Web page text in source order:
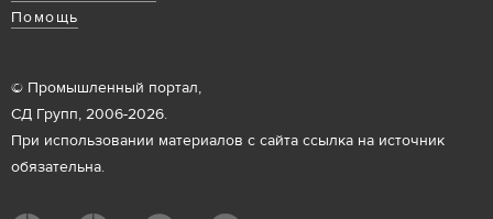
Помощь
© Промышленный портал,
СД Групп, 2006-2026.
При использовании материалов с сайта ссылка на источник
обязательна.